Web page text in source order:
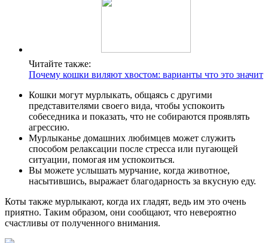
Читайте также:
Почему кошки виляют хвостом: варианты что это значит
Кошки могут мурлыкать, общаясь с другими
представителями своего вида, чтобы успокоить
собеседника и показать, что не собираются проявлять
агрессию.
Мурлыканье домашних любимцев может служить
способом релаксации после стресса или пугающей
ситуации, помогая им успокоиться.
Вы можете услышать мурчание, когда животное,
насытившись, выражает благодарность за вкусную еду.
Коты также мурлыкают, когда их гладят, ведь им это очень
приятно. Таким образом, они сообщают, что невероятно
счастливы от полученного внимания.